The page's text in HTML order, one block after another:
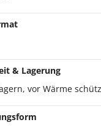
& Lagerung
vor Wärme